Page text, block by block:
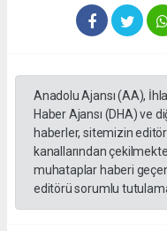
Anadolu Ajansı (AA),
Haber Ajansı (DHA) ve
haberler, sitemizin
kanallarından
muhataplar haberi
editörü sorumlu